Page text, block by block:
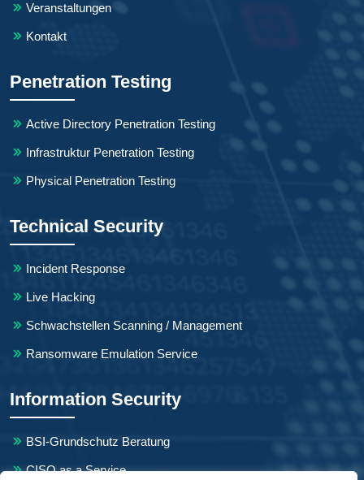
Veranstaltungen
Kontakt
Penetration Testing
Active Directory Penetration Testing
Infrastruktur Penetration Testing
Physical Penetration Testing
Technical Security
Incident Response
Live Hacking
Schwachstellen Scanning / Management
Ransomware Emulation Service
Information Security
BSI-Grundschutz Beratung
CISO as a Service